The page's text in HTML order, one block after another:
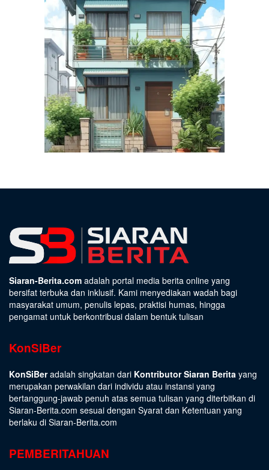
Siaran-Berita.com adalah portal media berita online yang
bersifat terbuka dan inklusif. Kami menyediakan wadah bagi
masyarakat umum, penulis lepas, praktisi humas, hingga
pengamat untuk berkontribusi dalam bentuk tulisan
KonSiBer
KonSiBeradalah singkatan dari Kontributor Siaran Berita yang
merupakan perwakilan dari individu atau instansi yang
bertanggung-jawab penuh atas semua tulisan yang diterbitkan di
Siaran-Berita.com sesuai dengan Syarat dan Ketentuan yang
berlaku di Siaran-Berita.com
PEMBERITAHUAN